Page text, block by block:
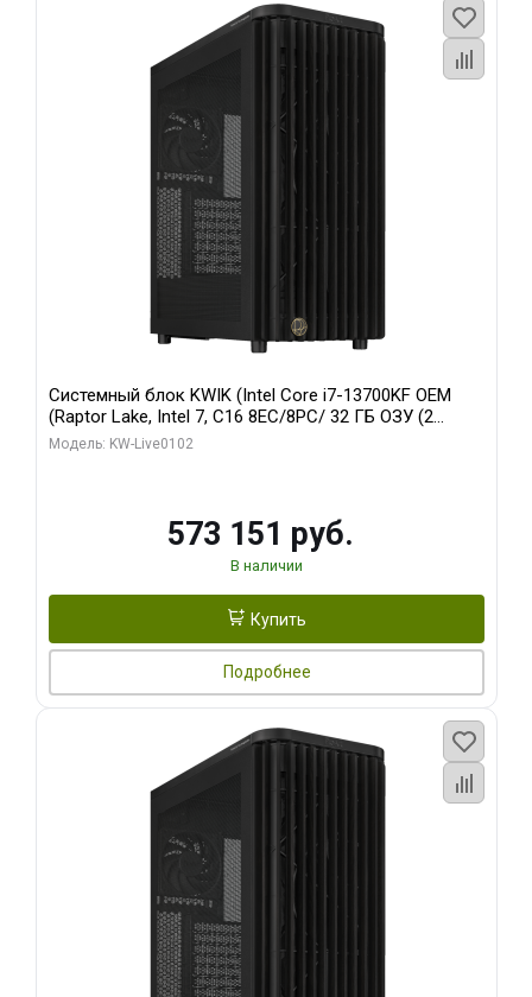
Системный блок KWIK (Intel Core i7-13700KF OEM
(Raptor Lake, Intel 7, C16 8EC/8PC/ 32 ГБ ОЗУ (2
модуля)/ Afox RTX4090 24GB GDDR6X 384-Bit 3xDP
Модель: KW-Live0102
573 151 руб.
В наличии
Купить
Подробнее